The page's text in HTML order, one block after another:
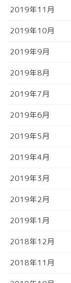
2019年11月
2019年10月
2019年9月
2019年8月
2019年7月
2019年6月
2019年5月
2019年4月
2019年3月
2019年2月
2019年1月
2018年12月
2018年11月